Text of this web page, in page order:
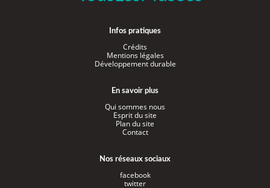
Infos pratiques
Crédits
Mentions légales
Développement durable
En savoir plus
Qui sommes nous
Esprit du site
Plan du site
Contact
Nos réseaux sociaux
facebook
twitter